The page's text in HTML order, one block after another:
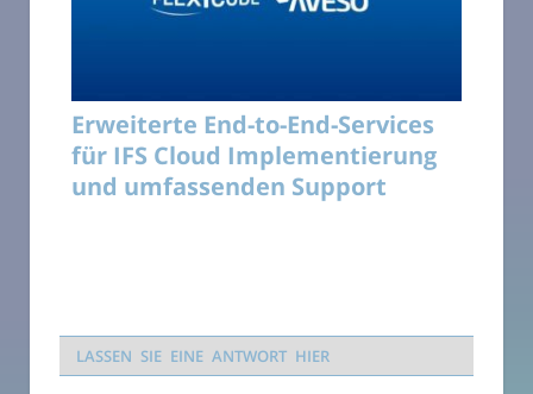
Erweiterte End-to-End-Services
für IFS Cloud Implementierung
und umfassenden Support
LASSEN SIE EINE ANTWORT HIER